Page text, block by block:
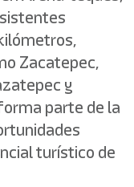
Zacatepec,
y
parte de la
turístico de